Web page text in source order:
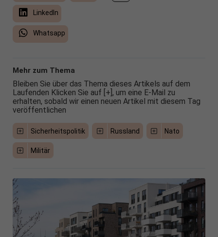
LinkedIn
Whatsapp
Mehr zum Thema
Bleiben Sie über das Thema dieses Artikels auf dem
Laufenden Klicken Sie auf [+], um eine E-Mail zu
erhalten, sobald wir einen neuen Artikel mit diesem Tag
veröffentlichen
Sicherheitspolitik Russland Nato
Militär